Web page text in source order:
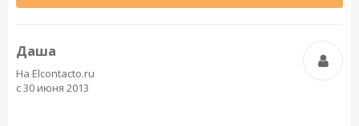
Даша
На Elcontacto.ru
с 30 июня 2013